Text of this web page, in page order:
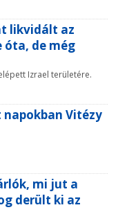
likvidált az
óta, de még
Izrael területére.
napokban Vitézy
mi jut a
derült ki az